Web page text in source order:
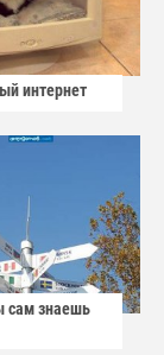
интернет
сам знаешь